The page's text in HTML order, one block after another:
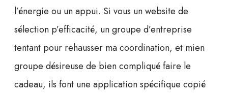
l’énergie ou un appui. Si vous un website de
sélection p’efficacité, un groupe d’entreprise
tentant pour rehausser ma coordination, et mien
groupe désireuse de bien compliqué faire le
cadeau, ils font une application spécifique copié